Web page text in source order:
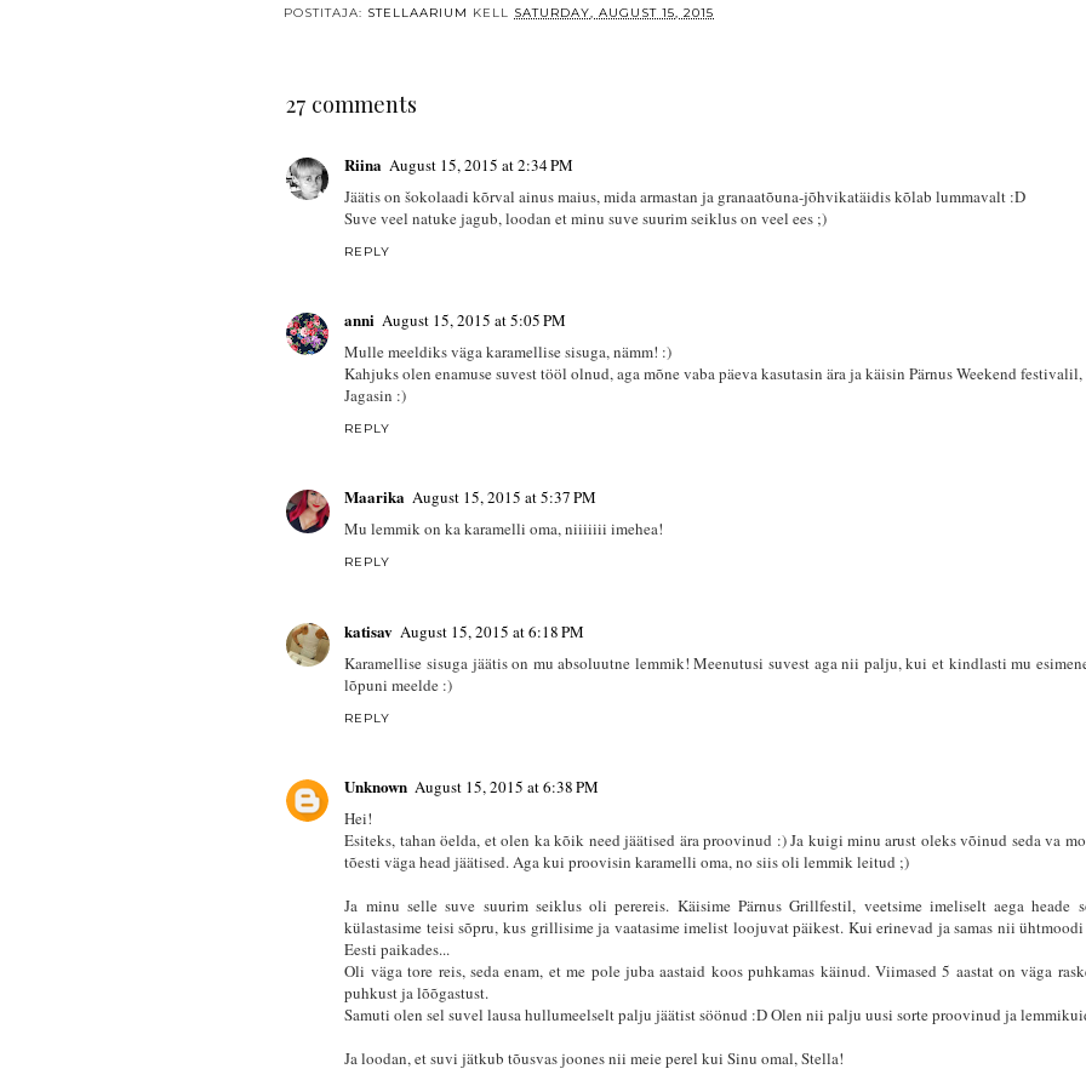
POSTITAJA: STELLAARIUM KELL SATURDAY, AUGUST 15, 2015
27 comments
Riina August 15, 2015 at 2:34 PM
Jäätis on šokolaadi kõrval ainus maius, mida armastan ja granaatõuna-jõhvikatäidis kõlab lummavalt :D
Suve veel natuke jagub, loodan et minu suve suurim seiklus on veel ees ;)
REPLY
anni August 15, 2015 at 5:05 PM
Mulle meeldiks väga karamellise sisuga, nämm! :)
Kahjuks olen enamuse suvest tööl olnud, aga mõne vaba päeva kasutasin ära ja käisin Pärnus Weekend
Jagasin :)
REPLY
Maarika August 15, 2015 at 5:37 PM
Mu lemmik on ka karamelli oma, niiiiiii imehea!
REPLY
katisav August 15, 2015 at 6:18 PM
Karamellise sisuga jäätis on mu absoluutne lemmik! Meenutusi suvest aga nii palju, kui et kindlasti mu
lõpuni meelde :)
REPLY
Unknown August 15, 2015 at 6:38 PM
Hei!
Esiteks, tahan öelda, et olen ka kõik need jäätised ära proovinud :) Ja kuigi minu arust oleks võinud seda va
tõesti väga head jäätised. Aga kui proovisin karamelli oma, no siis oli lemmik leitud ;)
Ja minu selle suve suurim seiklus oli perereis. Käisime Pärnus Grillfestil, veetsime imeliselt aega heade
külastasime teisi sõpru, kus grillisime ja vaatasime imelist loojuvat päikest. Kui erinevad ja samas nii
Eesti paikades...
Oli väga tore reis, seda enam, et me pole juba aastaid koos puhkamas käinud. Viimased 5 aastat on väga
puhkust ja lõõgastust.
Samuti olen sel suvel lausa hullumeelselt palju jäätist söönud :D Olen nii palju uusi sorte proovinud ja
Ja loodan, et suvi jätkub tõusvas joones nii meie perel kui Sinu omal, Stella!